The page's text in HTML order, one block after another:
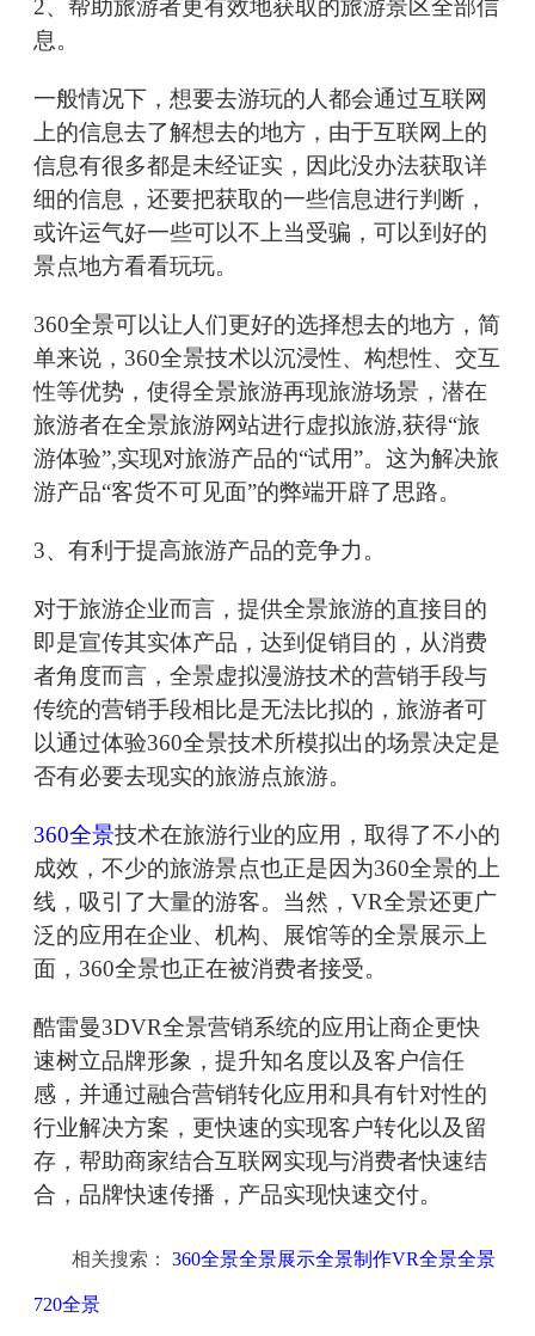
2、帮助旅游者更有效地获取的旅游景区全部信
息。
一般情况下，想要去游玩的人都会通过互联网
上的信息去了解想去的地方，由于互联网上的
信息有很多都是未经证实，因此没办法获取详
细的信息，还要把获取的一些信息进行判断，
或许运气好一些可以不上当受骗，可以到好的
景点地方看看玩玩。
360全景可以让人们更好的选择想去的地方，简
单来说，360全景技术以沉浸性、构想性、交互
性等优势，使得全景旅游再现旅游场景，潜在
旅游者在全景旅游网站进行虚拟旅游,获得“旅
游体验”,实现对旅游产品的“试用”。这为解决旅
游产品“客货不可见面”的弊端开辟了思路。
3、有利于提高旅游产品的竞争力。
对于旅游企业而言，提供全景旅游的直接目的
即是宣传其实体产品，达到促销目的，从消费
者角度而言，全景虚拟漫游技术的营销手段与
传统的营销手段相比是无法比拟的，旅游者可
以通过体验360全景技术所模拟出的场景决定是
否有必要去现实的旅游点旅游。
360全景技术在旅游行业的应用，取得了不小的
成效，不少的旅游景点也正是因为360全景的上
线，吸引了大量的游客。当然，VR全景还更广
泛的应用在企业、机构、展馆等的全景展示上
面，360全景也正在被消费者接受。
酷雷曼3DVR全景营销系统的应用让商企更快
速树立品牌形象，提升知名度以及客户信任
感，并通过融合营销转化应用和具有针对性的
行业解决方案，更快速的实现客户转化以及留
存，帮助商家结合互联网实现与消费者快速结
合，品牌快速传播，产品实现快速交付。
相关搜索： 360全景全景展示全景制作VR全景全景
720全景